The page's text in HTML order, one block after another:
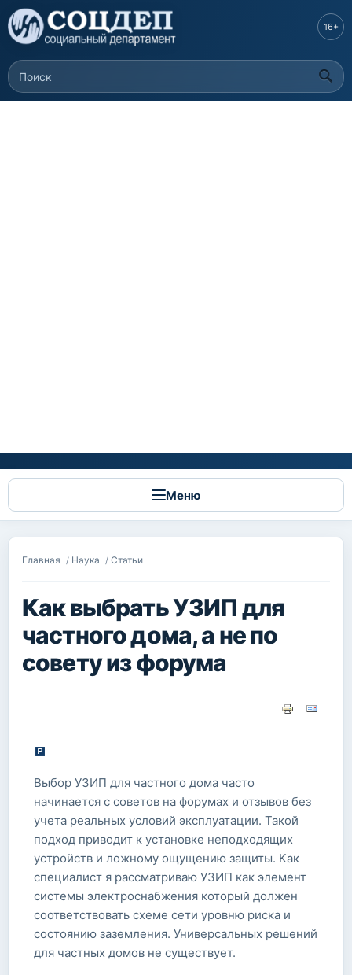
Перейти к
основному
содержанию
Форма поиска
Поиск
16+
Меню
Вы здесь
Главная / Наука / Статьи
Как выбрать УЗИП для
частного дома, а не по
совету из форума
Выбор УЗИП для частного дома часто
начинается с советов на форумах и отзывов без
учета реальных условий эксплуатации. Такой
подход приводит к установке неподходящих
устройств и ложному ощущению защиты. Как
специалист я рассматриваю УЗИП как элемент
системы электроснабжения который должен
соответствовать схеме сети уровню риска и
состоянию заземления. Универсальных решений
для частных домов не существует.